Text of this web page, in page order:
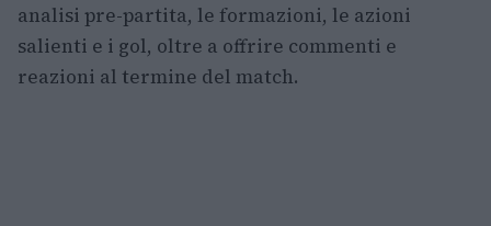
analisi pre-partita, le formazioni, le azioni
salienti e i gol, oltre a offrire commenti e
reazioni al termine del match.